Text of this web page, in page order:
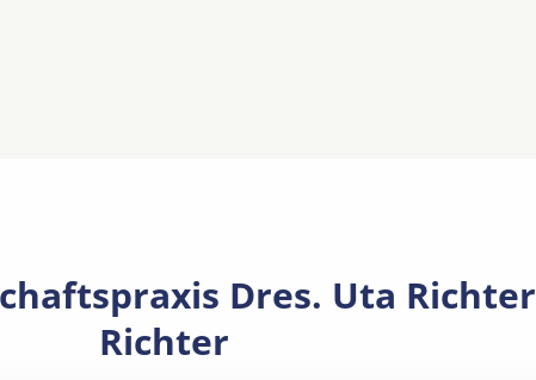
Dres. Uta
Richter